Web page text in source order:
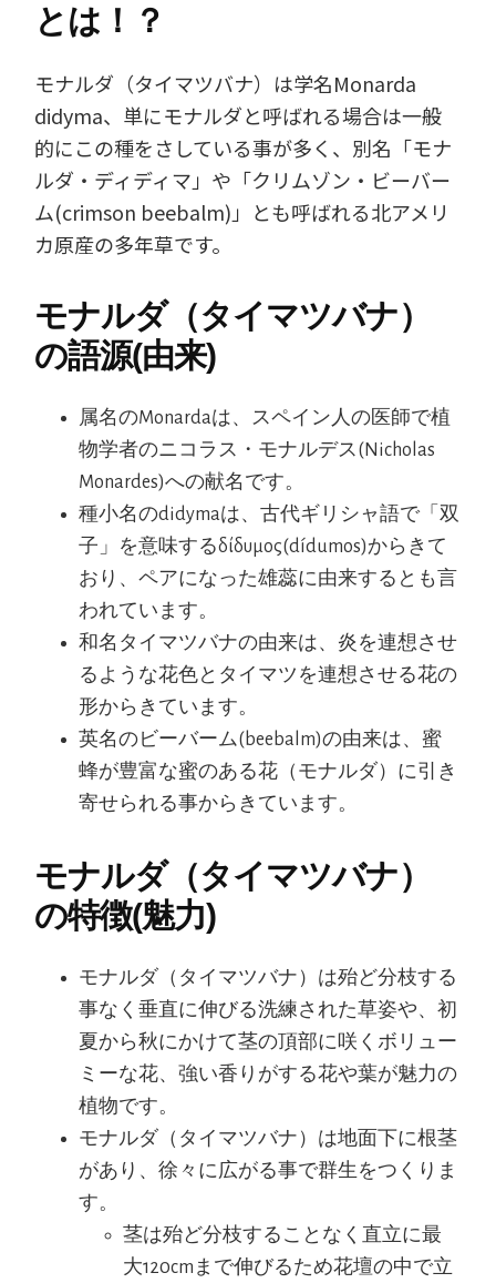
とは！？
モナルダ（タイマツバナ）は学名Monarda
didyma、単にモナルダと呼ばれる場合は一般
的にこの種をさしている事が多く、別名「モナ
ルダ・ディディマ」や「クリムゾン・ビーバー
ム(crimson beebalm)」とも呼ばれる北アメリ
カ原産の多年草です。
モナルダ（タイマツバナ）
の語源(由来)
属名のMonardaは、スペイン人の医師で植
物学者のニコラス・モナルデス(Nicholas
Monardes)への献名です。
種小名のdidymaは、古代ギリシャ語で「双
子」を意味するδίδυμος(dídumos)からきて
おり、ペアになった雄蕊に由来するとも言
われています。
和名タイマツバナの由来は、炎を連想させ
るような花色とタイマツを連想させる花の
形からきています。
英名のビーバーム(beebalm)の由来は、蜜
蜂が豊富な蜜のある花（モナルダ）に引き
寄せられる事からきています。
モナルダ（タイマツバナ）
の特徴(魅力)
モナルダ（タイマツバナ）は殆ど分枝する
事なく垂直に伸びる洗練された草姿や、初
夏から秋にかけて茎の頂部に咲くボリュー
ミーな花、強い香りがする花や葉が魅力の
植物です。
モナルダ（タイマツバナ）は地面下に根茎
があり、徐々に広がる事で群生をつくりま
す。
茎は殆ど分枝することなく直立に最
大120cmまで伸びるため花壇の中で立